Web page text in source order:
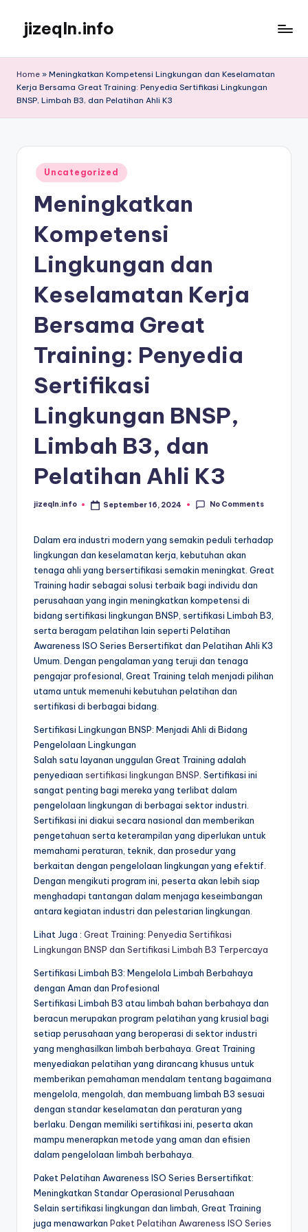
content
jizeqln.info
Untuk
Informasi
Home » Meningkatkan Kompetensi Lingkungan dan Keselamatan
Kerja Bersama Great Training: Penyedia Sertifikasi Lingkungan
BNSP, Limbah B3, dan Pelatihan Ahli K3
Posted
in
Uncategorized
Meningkatkan
Kompetensi
Lingkungan dan
Keselamatan Kerja
Bersama Great
Training: Penyedia
Sertifikasi
Lingkungan BNSP,
Limbah B3, dan
Pelatihan Ahli K3
Posted
jizeqln.info September 16, 2024 No Comments
Dalam era industri modern yang semakin peduli terhadap
lingkungan dan keselamatan kerja, kebutuhan akan
tenaga ahli yang bersertifikasi semakin meningkat. Great
Training hadir sebagai solusi terbaik bagi individu dan
perusahaan yang ingin meningkatkan kompetensi di
bidang sertifikasi lingkungan BNSP, sertifikasi Limbah B3,
serta beragam pelatihan lain seperti Pelatihan
Awareness ISO Series Bersertifikat dan Pelatihan Ahli K3
Umum. Dengan pengalaman yang teruji dan tenaga
pengajar profesional, Great Training telah menjadi pilihan
utama untuk memenuhi kebutuhan pelatihan dan
sertifikasi di berbagai bidang.
Sertifikasi Lingkungan BNSP: Menjadi Ahli di Bidang
Pengelolaan Lingkungan
Salah satu layanan unggulan Great Training adalah
penyediaan sertifikasi lingkungan BNSP . Sertifikasi ini
sangat penting bagi mereka yang terlibat dalam
pengelolaan lingkungan di berbagai sektor industri.
Sertifikasi ini diakui secara nasional dan memberikan
pengetahuan serta keterampilan yang diperlukan untuk
memahami peraturan, teknik, dan prosedur yang
berkaitan dengan pengelolaan lingkungan yang efektif.
Dengan mengikuti program ini, peserta akan lebih siap
menghadapi tantangan dalam menjaga keseimbangan
antara kegiatan industri dan pelestarian lingkungan.
Lihat Juga : Great Training: Penyedia Sertifikasi
Lingkungan BNSP dan Sertifikasi Limbah B3 Terpercaya
Sertifikasi Limbah B3: Mengelola Limbah Berbahaya
dengan Aman dan Profesional
Sertifikasi Limbah B3 atau limbah bahan berbahaya dan
beracun merupakan program pelatihan yang krusial bagi
setiap perusahaan yang beroperasi di sektor industri
yang menghasilkan limbah berbahaya. Great Training
menyediakan pelatihan yang dirancang khusus untuk
memberikan pemahaman mendalam tentang bagaimana
mengelola, mengolah, dan membuang limbah B3 sesuai
dengan standar keselamatan dan peraturan yang
berlaku. Dengan memiliki sertifikasi ini, peserta akan
mampu menerapkan metode yang aman dan efisien
dalam pengelolaan limbah berbahaya.
Paket Pelatihan Awareness ISO Series Bersertifikat:
Meningkatkan Standar Operasional Perusahaan
Selain sertifikasi lingkungan dan limbah, Great Training
juga menawarkan Paket Pelatihan Awareness ISO Series